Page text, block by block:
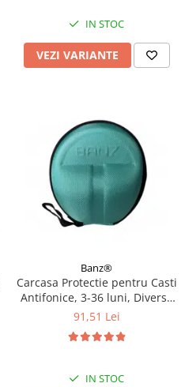
IN STOC
VEZI VARIANTE
Banz®
Carcasa Protectie pentru Casti
Antifonice, 3-36 luni, Diverse
culori
91,51 Lei
IN STOC